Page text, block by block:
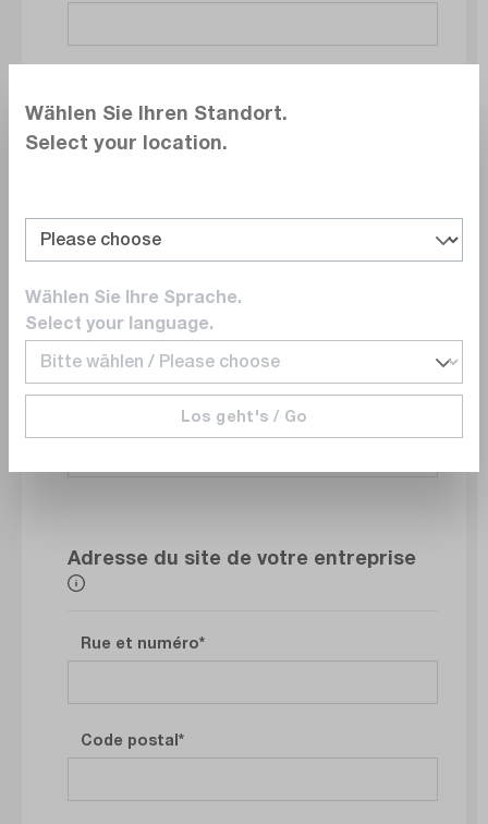
E-mail
Numéro de téléphone
Adresse du site de votre entreprise
Rue et numéro
Code postal
Wählen Sie Ihren Standort.
Select your location.
Wählen Sie Ihre Sprache.
Select your language.
Los geht's / Go